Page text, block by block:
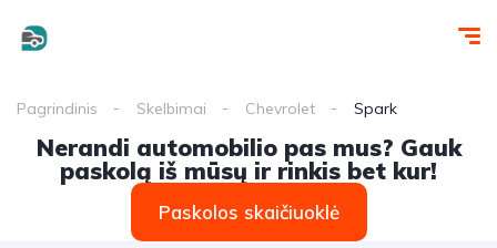
Pagrindinis Skelbimai Chevrolet Spark
Nerandi automobilio pas mus? Gauk
paskolą iš mūsų ir rinkis bet kur!
Paskolos skaičiuoklė